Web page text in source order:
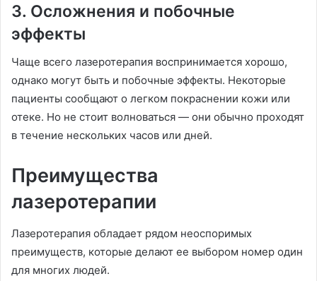
3. Осложнения и побочные
эффекты
Чаще всего лазеротерапия воспринимается хорошо,
однако могут быть и побочные эффекты. Некоторые
пациенты сообщают о легком покраснении кожи или
отеке. Но не стоит волноваться — они обычно проходят
в течение нескольких часов или дней.
Преимущества
лазеротерапии
Лазеротерапия обладает рядом неоспоримых
преимуществ, которые делают ее выбором номер один
для многих людей.